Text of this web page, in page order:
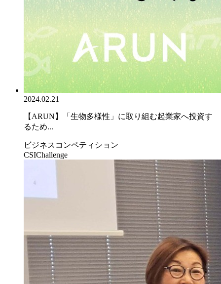
2024.02.21
【ARUN】「生物多様性」に取り組む起業家へ投資す
るため...
ビジネスコンペティション
CSIChallenge